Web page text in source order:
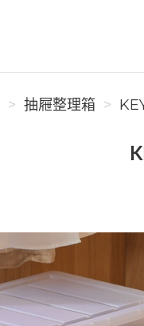
抽屜整理箱